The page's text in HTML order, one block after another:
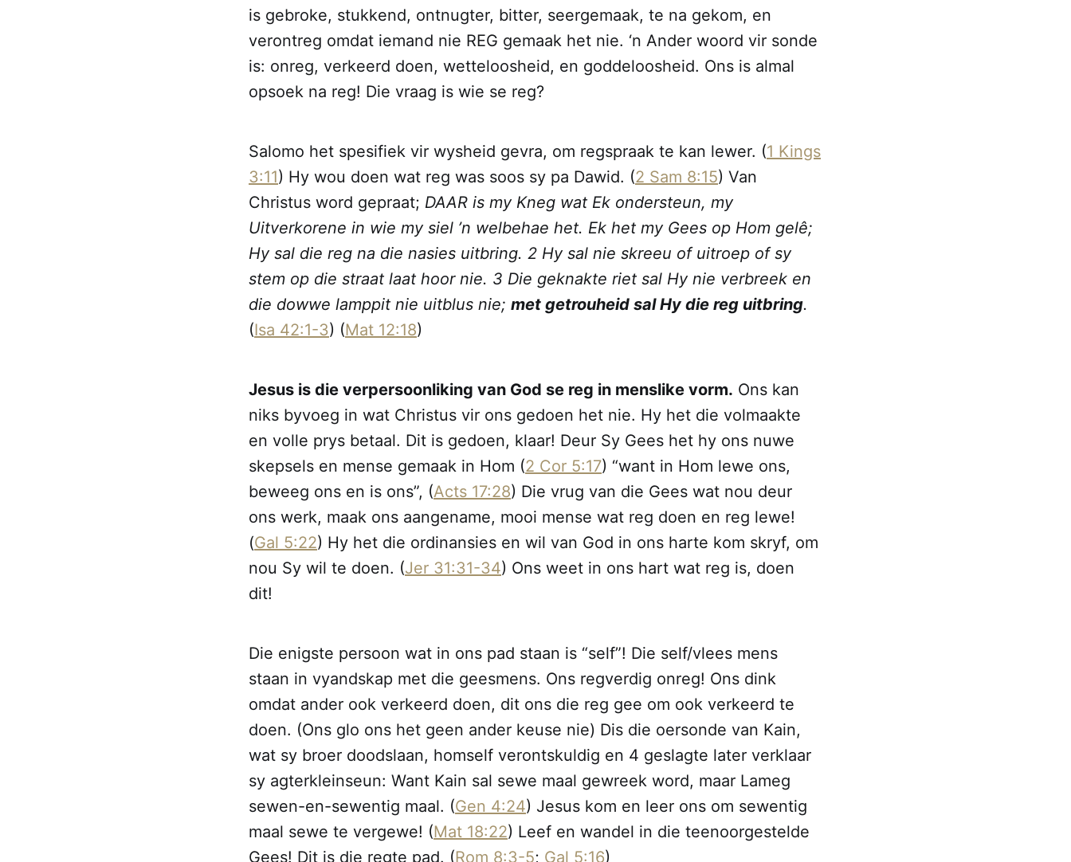
is gebroke, stukkend, ontnugter, bitter, seergemaak, te na gekom, en
verontreg omdat iemand nie REG gemaak het nie. ‘n Ander woord vir sonde
is: onreg, verkeerd doen, wetteloosheid, en goddeloosheid. Ons is almal
opsoek na reg! Die vraag is wie se reg?
Salomo het spesifiek vir wysheid gevra, om regspraak te kan lewer. (1 Kings
3:11) Hy wou doen wat reg was soos sy pa Dawid. (2 Sam 8:15) Van
Christus word gepraat; DAAR is my Kneg wat Ek ondersteun, my
Uitverkorene in wie my siel ’n welbehae het. Ek het my Gees op Hom gelê;
Hy sal die reg na die nasies uitbring. 2 Hy sal nie skreeu of uitroep of sy
stem op die straat laat hoor nie. 3 Die geknakte riet sal Hy nie verbreek en
die dowwe lamppit nie uitblus nie; met getrouheid sal Hy die reg uitbring.
(Isa 42:1-3) (Mat 12:18)
Jesus is die verpersoonliking van God se reg in menslike vorm. Ons kan
niks byvoeg in wat Christus vir ons gedoen het nie. Hy het die volmaakte
en volle prys betaal. Dit is gedoen, klaar! Deur Sy Gees het hy ons nuwe
skepsels en mense gemaak in Hom (2 Cor 5:17) “want in Hom lewe ons,
beweeg ons en is ons”, (Acts 17:28) Die vrug van die Gees wat nou deur
ons werk, maak ons aangename, mooi mense wat reg doen en reg lewe!
(Gal 5:22) Hy het die ordinansies en wil van God in ons harte kom skryf, om
nou Sy wil te doen. (Jer 31:31-34) Ons weet in ons hart wat reg is, doen
dit!
Die enigste persoon wat in ons pad staan is “self”! Die self/vlees mens
staan in vyandskap met die geesmens. Ons regverdig onreg! Ons dink
omdat ander ook verkeerd doen, dit ons die reg gee om ook verkeerd te
doen. (Ons glo ons het geen ander keuse nie) Dis die oersonde van Kain,
wat sy broer doodslaan, homself verontskuldig en 4 geslagte later verklaar
sy agterkleinseun: Want Kain sal sewe maal gewreek word, maar Lameg
sewen-en-sewentig maal. (Gen 4:24) Jesus kom en leer ons om sewentig
maal sewe te vergewe! (Mat 18:22) Leef en wandel in die teenoorgestelde
Gees! Dit is die regte pad. (Rom 8:3-5; Gal 5:16)